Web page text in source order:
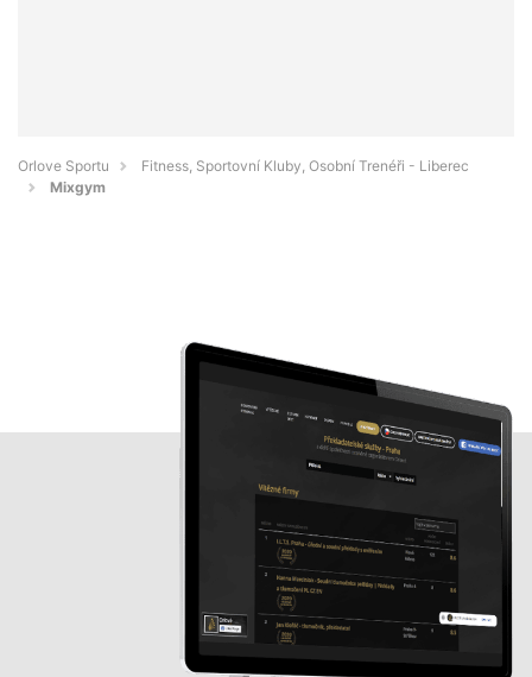
Orlove Sportu
Fitness, Sportovní Kluby, Osobní Trenéři - Liberec
Mixgym